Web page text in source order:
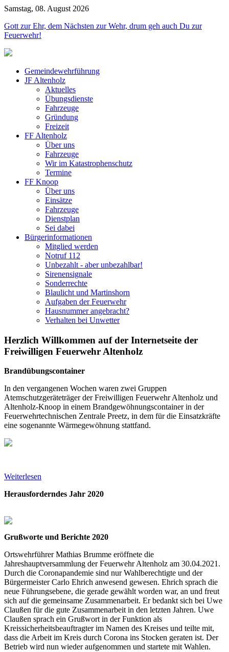
Samstag, 08. August 2026
Gott zur Ehr, dem Nächsten zur Wehr, drum geh auch Du zur
Feuerwehr!
Gemeindewehrführung
JF Altenholz
Aktuelles
Übungsdienste
Fahrzeuge
Gründung
Freizeit
FF Altenholz
Über uns
Fahrzeuge
Wir im Katastrophenschutz
Termine
FF Knoop
Über uns
Einsätze
Fahrzeuge
Dienstplan
Sei dabei
Bürgerinformationen
Mitglied werden
Notruf 112
Unbezahlt - aber unbezahlbar!
Sirenensignale
Sonderrechte
Blaulicht und Martinshorn
Aufgaben der Feuerwehr
Hausnummer angebracht?
Verhalten bei Unwetter
Herzlich Willkommen auf der Internetseite der
Freiwilligen Feuerwehr Altenholz
Brandübungscontainer
In den vergangenen Wochen waren zwei Gruppen
Atemschutzgeräteträger der Freiwilligen Feuerwehr Altenholz und
Altenholz-Knoop in einem Brandgewöhnungscontainer in der
Feuerwehrtechnischen Zentrale Preetz, in dem für die Einsatzkräfte
eine sogenannte Wärmegewöhnung stattfand.
Weiterlesen
Herausforderndes Jahr 2020
Grußworte und Berichte 2020
Ortswehrführer Mathias Brumme eröffnete die
Jahreshauptversammlung der Feuerwehr Altenholz am 30.04.2021.
Durch die Coronapandemie sind nur Wahlberechtigte und der
Bürgermeister Carlo Ehrich anwesend gewesen. Ehrich sprach die
neue Führungsebene, die gerade gewählt worden war, an und freut
sich auf die gemeinsame Zusammenarbeit. Er bedankt sich bei Uwe
Claußen für die gute Zusammenarbeit in den letzten Jahren. Uwe
Claußen sprach ein Grußwort in der Funktion als
Kreissicherheitsbeauftragter im Namen des Kreises und teilte mit,
dass die Arbeit im Kreis durch Corona ins Stocken geraten ist. Der
Betrieb wird nun wieder aufgenommen und startete mit Wahlen.
Jahr
Monat
JahrMonat